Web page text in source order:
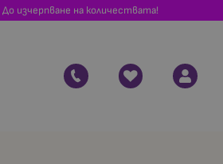
изчерпване на количествата!